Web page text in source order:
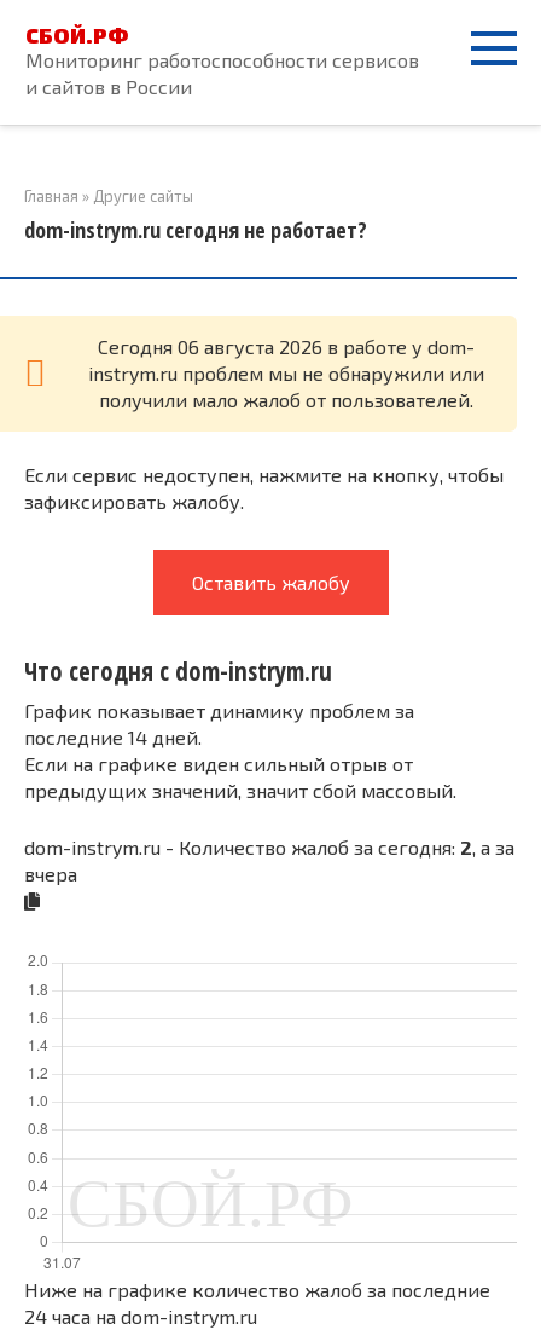
контенту
СБОЙ.РФ
Мониторинг работоспособности сервисов
и сайтов в России
Главная » Другие сайты
dom-instrym.ru сегодня не работает?
Cегодня 06 августа 2026 в работе у dom-
instrym.ru проблем мы не обнаружили или
получили мало жалоб от пользователей.
Если сервис недоступен, нажмите на кнопку, чтобы
зафиксировать жалобу.
Оставить жалобу
Что сегодня с dom-instrym.ru
График показывает динамику проблем за
последние 14 дней.
Если на графике виден сильный отрыв от
предыдущих значений, значит сбой массовый.
dom-instrym.ru - Количество жалоб за сегодня: 2 , а за
вчера
Ниже на графике количество жалоб за последние
24 часа на dom-instrym.ru